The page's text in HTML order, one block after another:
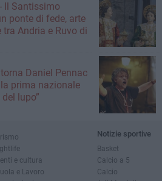
Il Santissimo
ponte di fede, arte
tra Andria e Ruvo di
Daniel Pennac
prima nazionale
del lupo”
e cultura
e Lavoro
Notizie sportive
Basket
Calcio a 5
Calcio